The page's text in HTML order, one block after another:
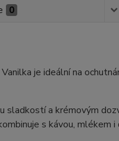
0
je ideální na
sladkostí a krémovým
s kávou, mlékem i